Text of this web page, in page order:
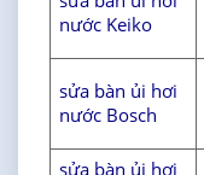
nước Keiko
sửa bàn ủi hơi
nước Bosch
sửa bàn ủi hơi